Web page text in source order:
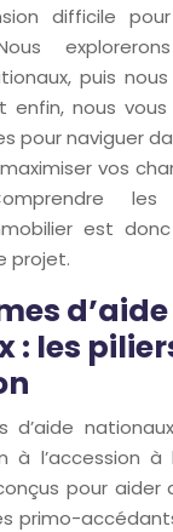
difficile
puis
enfin, nous
pour naviguer
vos
est
projet.
d’aide
: les
d’aide
à l’accession
pour
primo-